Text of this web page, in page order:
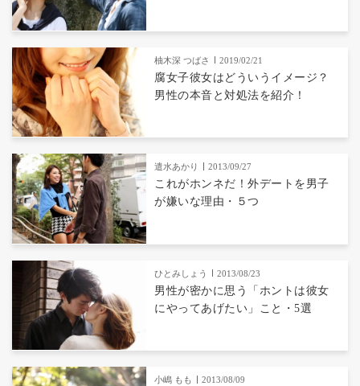
柚木深 つばさ 2019/02/21
腐女子彼女はどういうイメージ？
男性の本音と対処法を紹介！
遣水あかり 2013/09/27
これがホンネだ！外デートを男子
が嫌いな理由・５つ
ひとみしょう 2013/08/23
男性が密かに思う「ホントは彼女
にやってあげたい」こと・5選
小嶋 もも 2013/08/09